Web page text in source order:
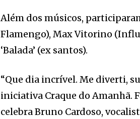
Além dos músicos,
Flamengo), Max Vitorino
‘Balada’ (ex santos).
“Que dia incrível. Me diverti,
iniciativa Craque do Amanhã.
celebra Bruno Cardoso,